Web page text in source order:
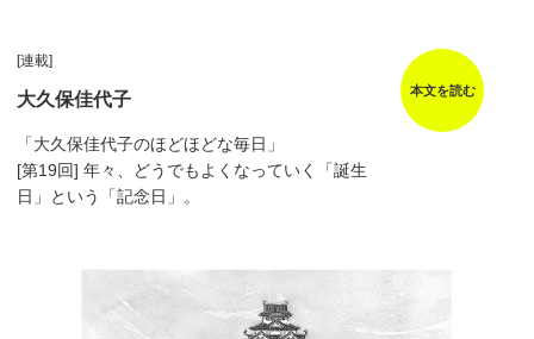
[連載]
大久保佳代子
「大久保佳代子のほどほどな毎日」
[第19回] 年々、どうでもよくなっていく「誕生
日」という「記念日」。
本文を読む